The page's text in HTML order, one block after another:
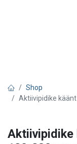
Shop
Aktiivipidike
Aktiivipidike